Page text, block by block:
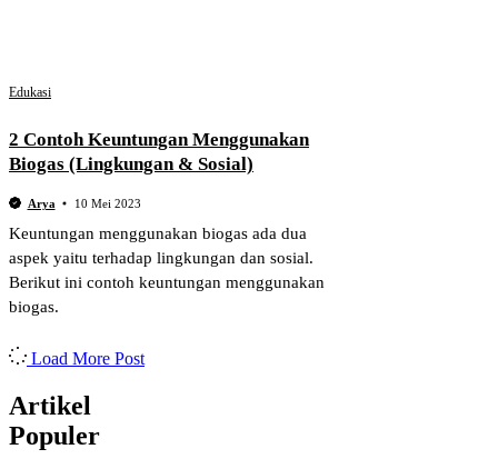
Edukasi
2 Contoh Keuntungan Menggunakan
Biogas (Lingkungan & Sosial)
Arya 10 Mei 2023
Keuntungan menggunakan biogas ada dua
aspek yaitu terhadap lingkungan dan sosial.
Berikut ini contoh keuntungan menggunakan
biogas.
Load More Post
Artikel
Populer